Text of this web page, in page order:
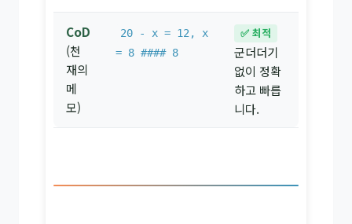
CoD
(천
재의
메
모)
20 - x = 12, x
= 8 #### 8
✅ 최적
군더더기
없이 정확
하고 빠릅
니다.